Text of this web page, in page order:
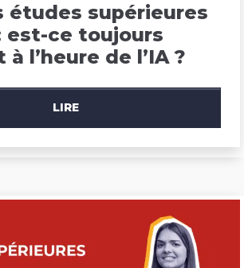
études supérieures
est-ce toujours
l’heure de l’IA ?
LIRE